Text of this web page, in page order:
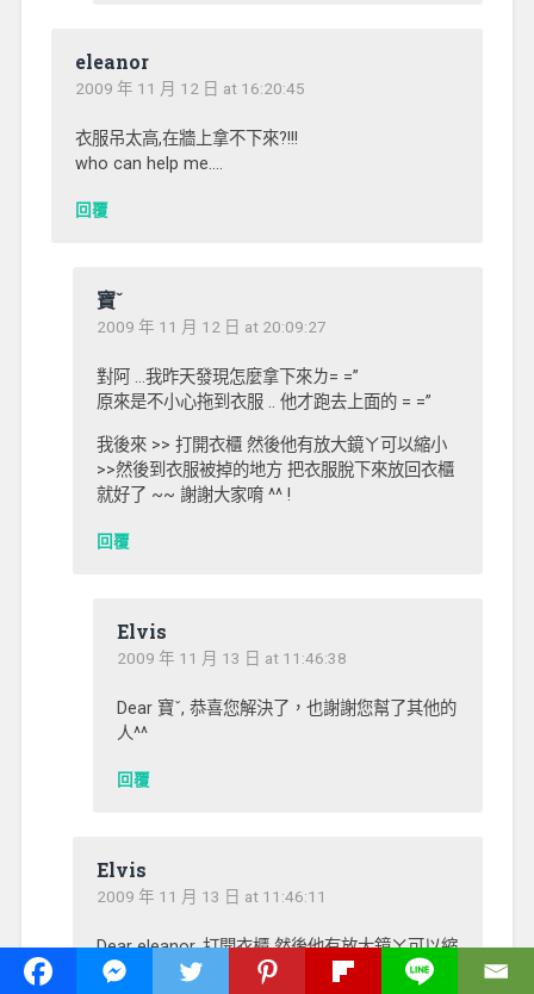
eleanor
2009 年 11 月 12 日 at 16:20:45
衣服吊太高,在牆上拿不下來?!!!
who can help me….
回覆
寶ˇ
2009 年 11 月 12 日 at 20:09:27
對阿 …我昨天發現怎麼拿下來ㄌ= =”
原來是不小心拖到衣服 .. 他才跑去上面的 = =”
我後來 >> 打開衣櫃 然後他有放大鏡ㄚ可以縮小
>>然後到衣服被掉的地方 把衣服脫下來放回衣櫃
就好了 ~~ 謝謝大家唷 ^^ !
回覆
Elvis
2009 年 11 月 13 日 at 11:46:38
Dear 寶ˇ, 恭喜您解決了，也謝謝您幫了其他的
人^^
回覆
Elvis
2009 年 11 月 13 日 at 11:46:11
Dear eleanor, 打開衣櫃 然後他有放大鏡ㄚ可以縮
小 >>然後到衣服被掉的地方 把衣服脫下來放回衣